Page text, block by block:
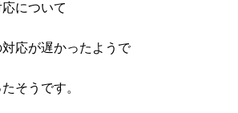
について
応が遅かったようで
そうです。